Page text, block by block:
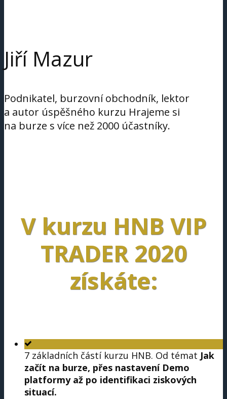
Jiří Mazur
Podnikatel, burzovní obchodník, lektor
a autor úspěšného kurzu Hrajeme si
na burze s více než 2000 účastníky.
V kurzu HNB VIP
TRADER 2020
získáte:
7 základních částí kurzu HNB. Od témat Jak
začít na burze, přes nastavení Demo
platformy až po identifikaci ziskových
situací.